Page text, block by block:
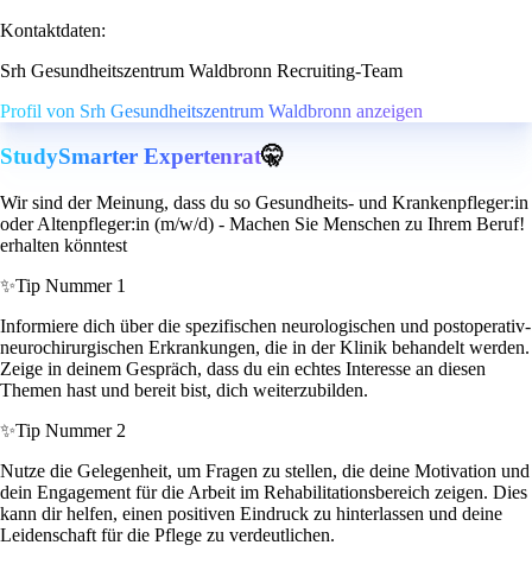
Kontaktdaten:
Srh Gesundheitszentrum Waldbronn Recruiting-Team
Profil von Srh Gesundheitszentrum Waldbronn anzeigen
StudySmarter Expertenrat🤫
Wir sind der Meinung, dass du so Gesundheits- und Krankenpfleger:in
oder Altenpfleger:in (m/w/d) - Machen Sie Menschen zu Ihrem Beruf!
erhalten könntest
✨Tip Nummer 1
Informiere dich über die spezifischen neurologischen und postoperativ-
neurochirurgischen Erkrankungen, die in der Klinik behandelt werden.
Zeige in deinem Gespräch, dass du ein echtes Interesse an diesen
Themen hast und bereit bist, dich weiterzubilden.
✨Tip Nummer 2
Nutze die Gelegenheit, um Fragen zu stellen, die deine Motivation und
dein Engagement für die Arbeit im Rehabilitationsbereich zeigen. Dies
kann dir helfen, einen positiven Eindruck zu hinterlassen und deine
Leidenschaft für die Pflege zu verdeutlichen.